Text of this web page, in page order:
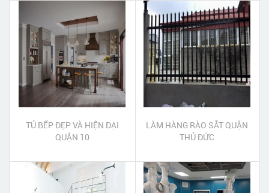
TỦ BẾP ĐẸP VÀ HIỆN ĐẠI
QUẬN 10
LÀM HÀNG RÀO SẮT QUẬN
THỦ ĐỨC